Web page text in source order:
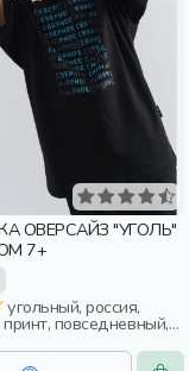
ОВЕРСАЙЗ "УГОЛЬ"
7+
угольный, россия,
принт, повседневный,
школьники, подростки,